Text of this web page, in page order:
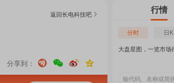
吧
返回长电科技吧
分享到：
行情
分时 日K
大盘星图，一览市场